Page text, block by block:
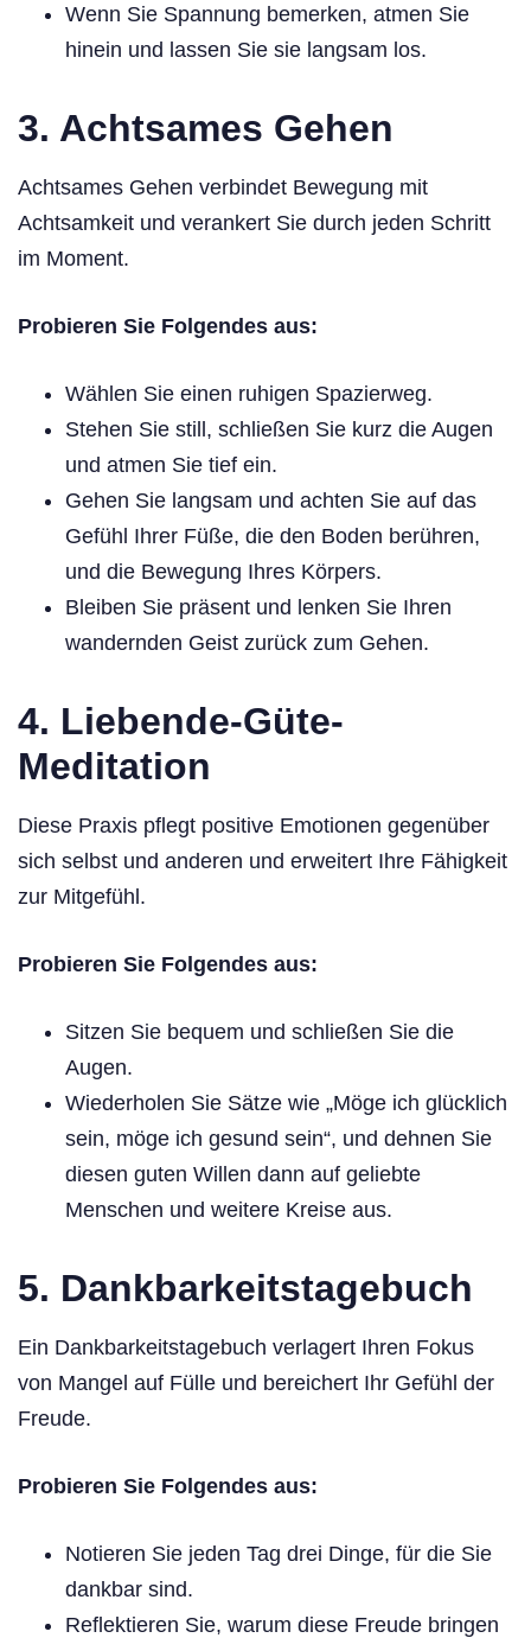
Wenn Sie Spannung bemerken, atmen Sie
hinein und lassen Sie sie langsam los.
3. Achtsames Gehen
Achtsames Gehen verbindet Bewegung mit
Achtsamkeit und verankert Sie durch jeden Schritt
im Moment.
Probieren Sie Folgendes aus:
Wählen Sie einen ruhigen Spazierweg.
Stehen Sie still, schließen Sie kurz die Augen
und atmen Sie tief ein.
Gehen Sie langsam und achten Sie auf das
Gefühl Ihrer Füße, die den Boden berühren,
und die Bewegung Ihres Körpers.
Bleiben Sie präsent und lenken Sie Ihren
wandernden Geist zurück zum Gehen.
4. Liebende-Güte-
Meditation
Diese Praxis pflegt positive Emotionen gegenüber
sich selbst und anderen und erweitert Ihre Fähigkeit
zur Mitgefühl.
Probieren Sie Folgendes aus:
Sitzen Sie bequem und schließen Sie die
Augen.
Wiederholen Sie Sätze wie „Möge ich glücklich
sein, möge ich gesund sein“, und dehnen Sie
diesen guten Willen dann auf geliebte
Menschen und weitere Kreise aus.
5. Dankbarkeitstagebuch
Ein Dankbarkeitstagebuch verlagert Ihren Fokus
von Mangel auf Fülle und bereichert Ihr Gefühl der
Freude.
Probieren Sie Folgendes aus:
Notieren Sie jeden Tag drei Dinge, für die Sie
dankbar sind.
Reflektieren Sie, warum diese Freude bringen